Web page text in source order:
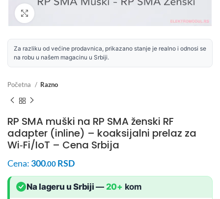
Za razliku od većine prodavnica, prikazano stanje je realno i odnosi se
na robu u našem magacinu u Srbiji.
Početna Razno
RP SMA muški na RP SMA ženski RF
adapter (inline) – koaksijalni prelaz za
Wi‑Fi/IoT – Cena Srbija
Cena: 300.00 RSD
Na lageru u Srbiji — 20+ kom